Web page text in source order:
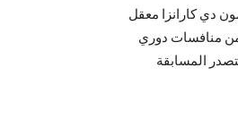
رامون دي كارانزا معقل
من منافسات دوري
المسابقة